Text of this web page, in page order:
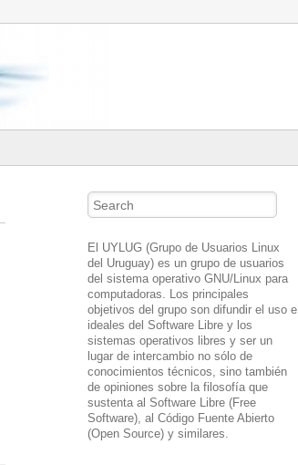
Search
El UYLUG (Grupo de Usuarios Linux
del Uruguay) es un grupo de usuarios
del sistema operativo GNU/Linux para
computadoras. Los principales
objetivos del grupo son difundir el uso e
ideales del Software Libre y los
sistemas operativos libres y ser un
lugar de intercambio no sólo de
conocimientos técnicos, sino también
de opiniones sobre la filosofía que
sustenta al Software Libre (Free
Software), al Código Fuente Abierto
(Open Source) y similares.